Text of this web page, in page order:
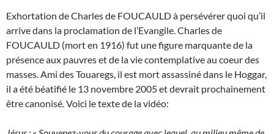
Exhortation de Charles de FOUCAULD à persévérer quoi qu’il
arrive dans la proclamation de l’Evangile. Charles de
FOUCAULD (mort en 1916) fut une figure marquante de la
présence aux pauvres et de la vie contemplative au coeur des
masses. Ami des Touaregs, il est mort assassiné dans le Hoggar,
il a été béatifié le 13 novembre 2005 et devrait prochainement
être canonisé. Voici le texte de la vidéo: